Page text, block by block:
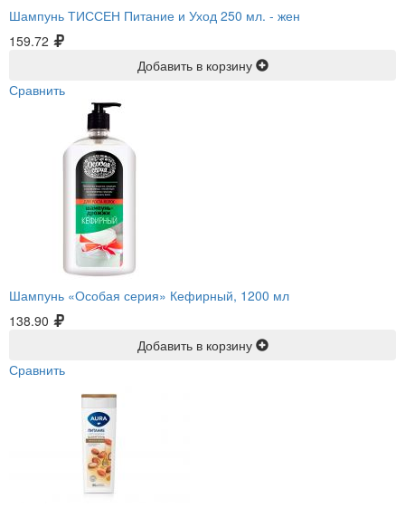
Шампунь ТИССЕН Питание и Уход 250 мл. - жен
159.72
Добавить в корзину
Сравнить
Шампунь «Особая серия» Кефирный, 1200 мл
138.90
Добавить в корзину
Сравнить